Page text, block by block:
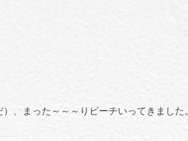
、まった～～～りビーチいってきました。